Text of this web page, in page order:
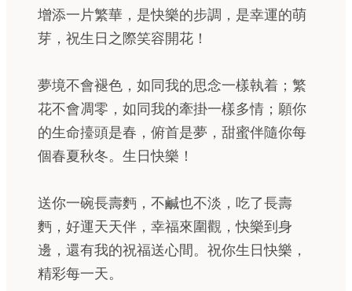
增添一片繁華，是快樂的步調，是幸運的萌
芽，祝生日之際笑容開花！
夢境不會褪色，如同我的思念一樣執着；繁
花不會凋零，如同我的牽掛一樣多情；願你
的生命擡頭是春，俯首是夢，甜蜜伴隨你每
個春夏秋冬。生日快樂！
送你一碗長壽麪，不鹹也不淡，吃了長壽
麪，好運天天伴，幸福來圍觀，快樂到身
邊，還有我的祝福送心間。祝你生日快樂，
精彩每一天。